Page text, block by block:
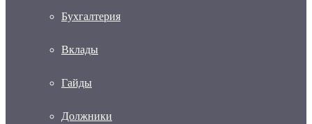
Бухгалтерия
Вклады
Гайды
Должники